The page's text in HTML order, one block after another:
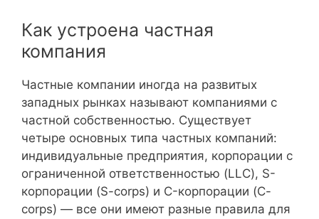
Как устроена частная
компания
Частные компании иногда на развитых
западных рынках называют компаниями с
частной собственностью. Существует
четыре основных типа частных компаний:
индивидуальные предприятия, корпорации с
ограниченной ответственностью (LLC), S-
корпорации (S-corps) и C-корпорации (C-
corps) — все они имеют разные правила для